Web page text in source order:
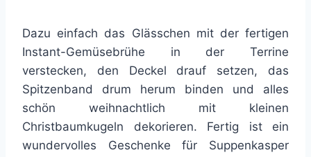
Dazu einfach das Glässchen mit der fertigen
Instant-Gemüsebrühe in der Terrine
verstecken, den Deckel drauf setzen, das
Spitzenband drum herum binden und alles
schön weihnachtlich mit kleinen
Christbaumkugeln dekorieren. Fertig ist ein
wundervolles Geschenke für Suppenkasper